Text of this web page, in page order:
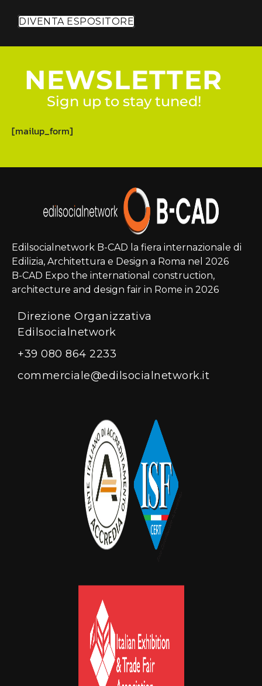
DIVENTA ESPOSITORE
NEWSLETTER
Sign up to stay tuned!
[mailup_form]
Edilsocialnetwork B-CAD la fiera internazionale di
Edilizia, Architettura e Design a Roma nel 2026
B-CAD Expo the international construction,
architecture and design fair in Rome in 2026
Direzione Organizzativa
Edilsocialnetwork
+39 080 864 2233
commerciale@edilsocialnetwork.it